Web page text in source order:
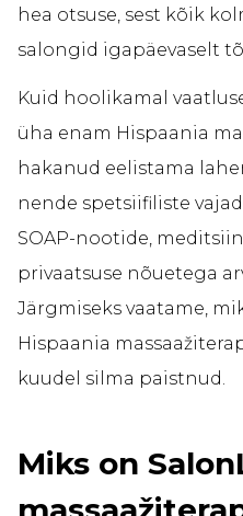
hea otsuse, sest kõik
salongid igapäevaselt
Kuid hoolikamal
üha enam Hispaania
hakanud eelistama
nende spetsiifiliste
SOAP-nootide,
privaatsuse nõuetega
Järgmiseks vaatame,
Hispaania
kuudel silma paistnud.
Miks on